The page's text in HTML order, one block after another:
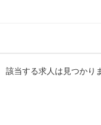
該当する求人は見つかり